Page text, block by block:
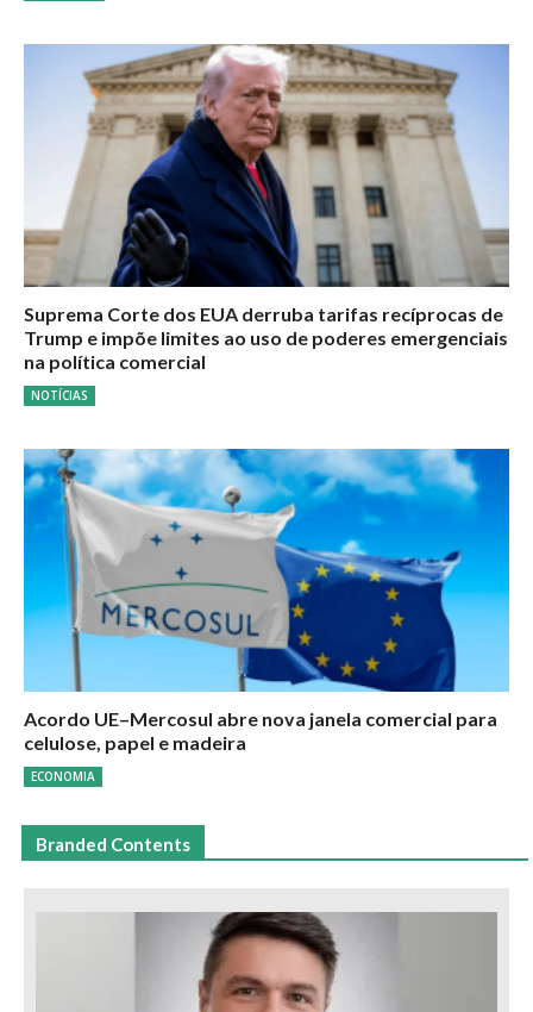
Suprema Corte dos EUA derruba tarifas recíprocas de
Trump e impõe limites ao uso de poderes emergenciais
na política comercial
NOTÍCIAS
Acordo UE–Mercosul abre nova janela comercial para
celulose, papel e madeira
ECONOMIA
Branded Contents